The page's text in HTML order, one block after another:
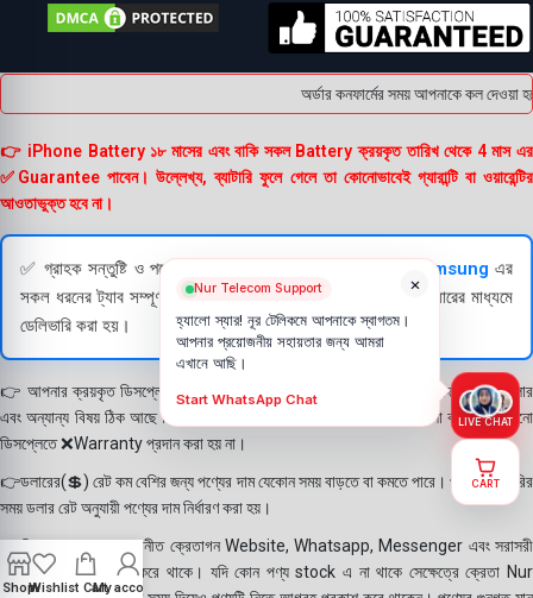
অর্ডার কনফার্মের সময় আপনাকে কল
👉 iPhone Battery ১৮ মাসের এবং বাকি সকল Battery ক্রয়কৃত তারিখ থেকে 4 মাস এর
✅Guarantee পাবেন। উল্লেখ্য, ব্যাটারি ফুলে গেলে তা কোনোভাবেই গ্যারান্টি বা ওয়ারেন্টির
আওতাভুক্ত হবে না।
✅ গ্রাহক সন্তুষ্টি ও পণ্যের স্বচ্ছতা নিশ্চিত করতে Samsung এর
সকল ধরনের ট্যাব সম্পূর্ণরূপে যাচাই (Check) করার পরই বিক্রি ও কুরিয়ারের মাধ্যমে
ডেলিভারি করা হয়।
👉 আপনার ক্রয়কৃত ডিসপ্লে স্থায়ী ভাবে লাগানোর আগে মোবাইলে লাগিয়ে চেক করে নিবেন কালার
এবং অন্যান্য বিষয় ঠিক আছে কিনা। শতভাগ নিশ্চিত হয়ে পলি তুলবেন। পলি তোলা বা আঠা লাগানো
ডিসপ্লেতে ❌Warranty প্রদান করা হয় না।
👉ডলারের(💲) রেট কম বেশির জন্য পণ্যের দাম যেকোন সময় বাড়তে বা কমতে পারে। পণ্য ডেলিভারির
সময় ডলার রেট অনুযায়ী পণ্যের দাম নির্ধারণ করা হয়।
👉বিঃ দ্রঃ- আমাদের সম্মানীত ক্রেতাগন Website, Whatsapp, Messenger এবং সরাসরী
ফোন করে পণ্য Order করে থাকে। যদি কোন পণ্য stock এ না থাকে সেক্ষেত্রে ক্রেতা Nur
ShopWishlist CartMy account
×
Nur Telecom Support
হ্যালো স্যার! নূর টেলিকমে আপনাকে স্বাগতম।
আপনার প্রয়োজনীয় সহায়তার জন্য আমরা
এখানে আছি।
Start WhatsApp Chat
LIVE CHAT
CART